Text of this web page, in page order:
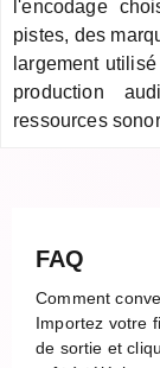
l'encodage
pistes, des
largement
production
ressources
FAQ
Comment
Importez votre
de sortie et